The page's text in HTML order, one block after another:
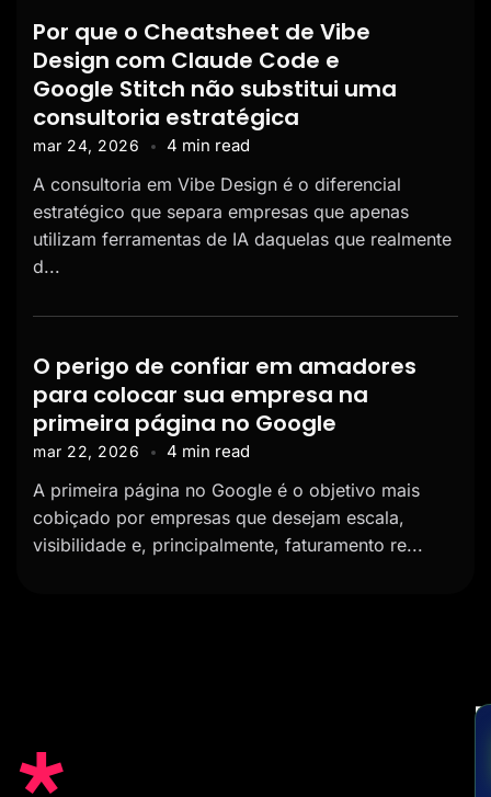
Por que o Cheatsheet de Vibe
Design com Claude Code e
Google Stitch não substitui uma
consultoria estratégica
mar 24, 2026 4 min read
A consultoria em Vibe Design é o diferencial
estratégico que separa empresas que apenas
utilizam ferramentas de IA daquelas que realmente
d...
O perigo de confiar em amadores
para colocar sua empresa na
primeira página no Google
mar 22, 2026 4 min read
A primeira página no Google é o objetivo mais
cobiçado por empresas que desejam escala,
visibilidade e, principalmente, faturamento re...